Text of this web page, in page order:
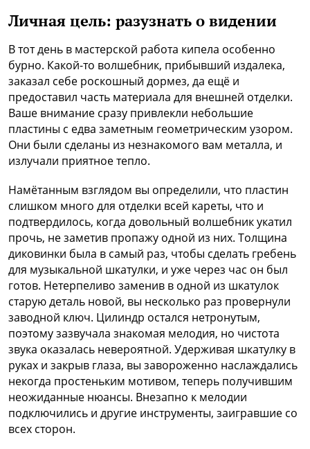
Личная цель: разузнать о видении
В тот день в мастерской работа кипела особенно
бурно. Какой-то волшебник, прибывший издалека,
заказал себе роскошный дормез, да ещё и
предоставил часть материала для внешней отделки.
Ваше внимание сразу привлекли небольшие
пластины с едва заметным геометрическим узором.
Они были сделаны из незнакомого вам металла, и
излучали приятное тепло.
Намётанным взглядом вы определили, что пластин
слишком много для отделки всей кареты, что и
подтвердилось, когда довольный волшебник укатил
прочь, не заметив пропажу одной из них. Толщина
диковинки была в самый раз, чтобы сделать гребень
для музыкальной шкатулки, и уже через час он был
готов. Нетерпеливо заменив в одной из шкатулок
старую деталь новой, вы несколько раз провернули
заводной ключ. Цилиндр остался нетронутым,
поэтому зазвучала знакомая мелодия, но чистота
звука оказалась невероятной. Удерживая шкатулку в
руках и закрыв глаза, вы завороженно наслаждались
некогда простеньким мотивом, теперь получившим
неожиданные нюансы. Внезапно к мелодии
подключились и другие инструменты, заигравшие со
всех сторон.